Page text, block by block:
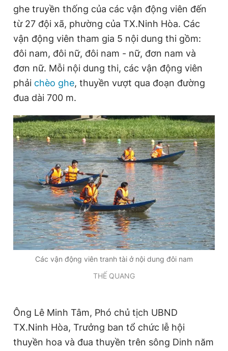
ghe truyền thống của các vận động viên đến
từ 27 đội xã, phường của TX.Ninh Hòa. Các
vận động viên tham gia 5 nội dung thi gồm:
đôi nam, đôi nữ, đôi nam - nữ, đơn nam và
đơn nữ. Mỗi nội dung thi, các vận động viên
phải chèo ghe, thuyền vượt qua đoạn đường
đua dài 700 m.
Các vận động viên tranh tài ở nội dung đôi nam
THẾ QUANG
Ông Lê Minh Tâm, Phó chủ tịch UBND
TX.Ninh Hòa, Trưởng ban tổ chức lễ hội
thuyền hoa và đua thuyền trên sông Dinh năm